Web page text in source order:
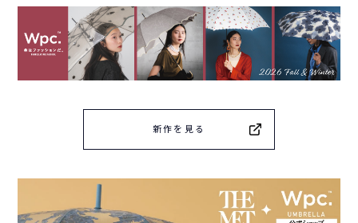
新作を見る